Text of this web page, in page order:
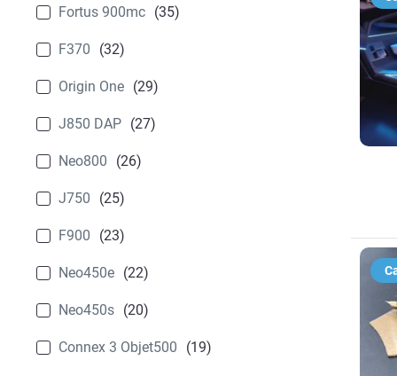
Herramientas de Fabricación
ABSplus (21)
PA11 (20)
Fortus 900mc (35)
F370 (32)
Origin One (29)
J850 DAP (27)
Neo800 (26)
J750 (25)
F900 (23)
Neo450e (22)
Neo450s (20)
Connex 3 Objet500 (19)